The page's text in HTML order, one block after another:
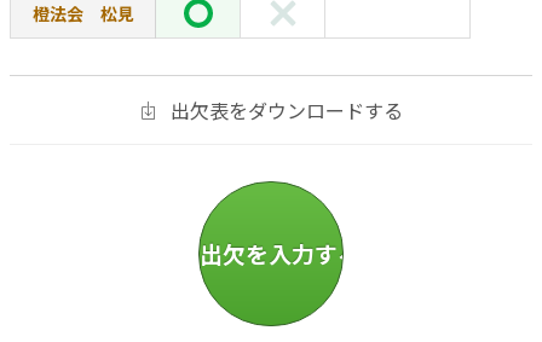
橙法会 松見
出欠表をダウンロードする